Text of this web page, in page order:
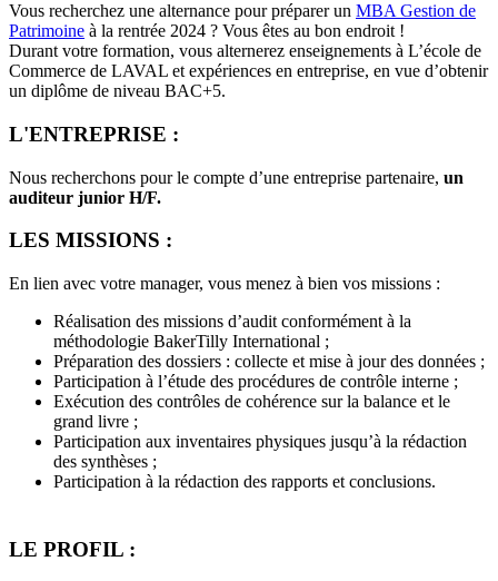
Vous recherchez une alternance pour préparer un MBA Gestion de
Patrimoine à la rentrée 2024 ? Vous êtes au bon endroit !
Durant votre formation, vous alternerez enseignements à L’école de
Commerce de LAVAL et expériences en entreprise, en vue d’obtenir
un diplôme de niveau BAC+5.
L'ENTREPRISE :
Nous recherchons pour le compte d’une entreprise partenaire, un
auditeur junior H/F.
LES MISSIONS :
En lien avec votre manager, vous menez à bien vos missions :
Réalisation des missions d’audit conformément à la
méthodologie BakerTilly International ;
Préparation des dossiers : collecte et mise à jour des données ;
Participation à l’étude des procédures de contrôle interne ;
Exécution des contrôles de cohérence sur la balance et le
grand livre ;
Participation aux inventaires physiques jusqu’à la rédaction
des synthèses ;
Participation à la rédaction des rapports et conclusions.
LE PROFIL :